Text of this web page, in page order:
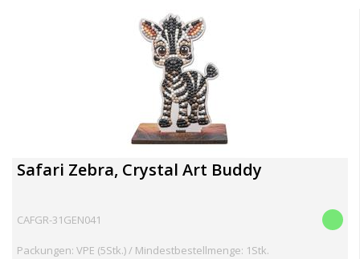
Safari Zebra, Crystal Art Buddy
CAFGR-31GEN041
Packungen: VPE (5Stk.) / Mindestbestellmenge: 1Stk.